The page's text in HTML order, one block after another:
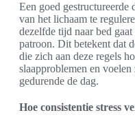
Een goed gestructureerde
van het lichaam te
dezelfde tijd naar bed
patroon. Dit betekent dat
die zich aan deze regels
slaapproblemen en
gedurende de dag.
Hoe consistentie stress